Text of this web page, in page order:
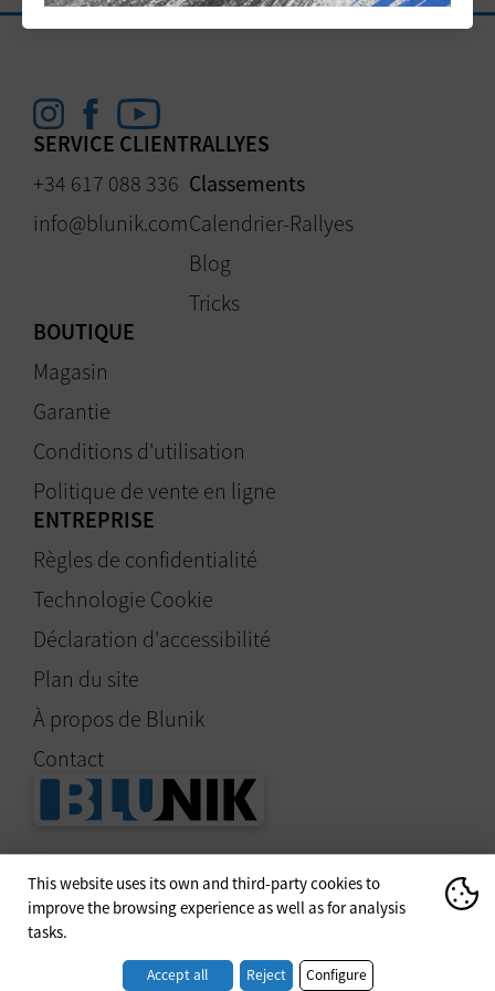
Spécialistes du
chronométrage et des
équipements pour le
SERVICE CLIENT
+34 617 088 336
info@blunik.com
RALLYES
Classements
Calendrier-Rallyes
Blog
Tricks
BOUTIQUE
Magasin
Garantie
Conditions d'utilisation
Politique de vente en ligne
ENTREPRISE
Règles de confidentialité
Technologie Cookie
Déclaration d'accessibilité
Plan du site
À propos de Blunik
Contact
This website uses its own and third-party cookies to
improve the browsing experience as well as for analysis
tasks.
What are cookies?Accept all Reject Configure